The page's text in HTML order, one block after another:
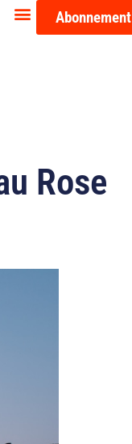
Abonnement
Rose